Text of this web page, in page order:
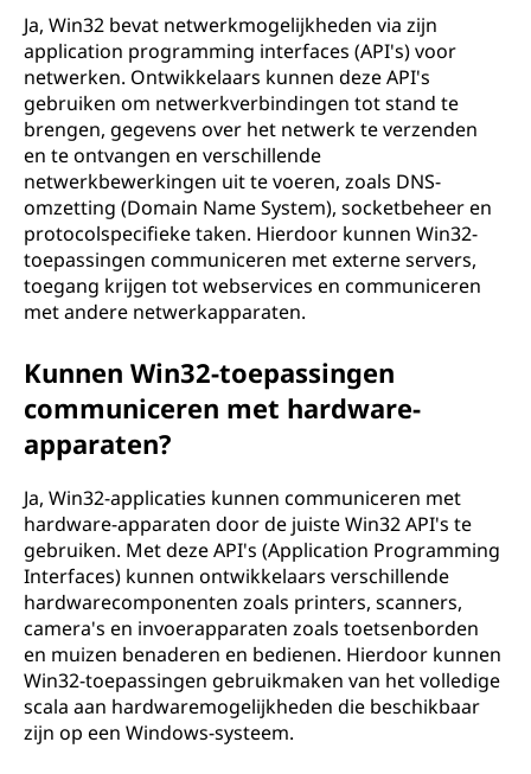
Ja, Win32 bevat netwerkmogelijkheden via zijn
application programming interfaces (API's) voor
netwerken. Ontwikkelaars kunnen deze API's
gebruiken om netwerkverbindingen tot stand te
brengen, gegevens over het netwerk te verzenden
en te ontvangen en verschillende
netwerkbewerkingen uit te voeren, zoals DNS-
omzetting (Domain Name System), socketbeheer en
protocolspecifieke taken. Hierdoor kunnen Win32-
toepassingen communiceren met externe servers,
toegang krijgen tot webservices en communiceren
met andere netwerkapparaten.
Kunnen Win32-toepassingen
communiceren met hardware-
apparaten?
Ja, Win32-applicaties kunnen communiceren met
hardware-apparaten door de juiste Win32 API's te
gebruiken. Met deze API's (Application Programming
Interfaces) kunnen ontwikkelaars verschillende
hardwarecomponenten zoals printers, scanners,
camera's en invoerapparaten zoals toetsenborden
en muizen benaderen en bedienen. Hierdoor kunnen
Win32-toepassingen gebruikmaken van het volledige
scala aan hardwaremogelijkheden die beschikbaar
zijn op een Windows-systeem.